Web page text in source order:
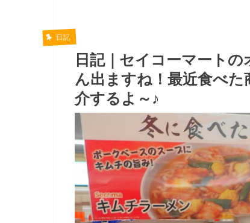
日記
日記｜セイコーマート
ん出ますね！最近食べ
介するよ～♪